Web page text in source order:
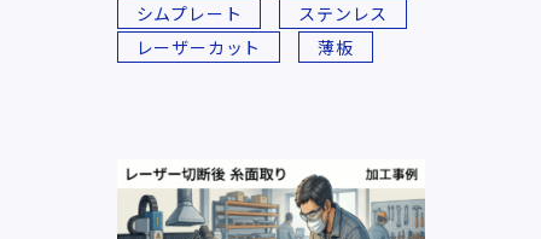
シムプレート
ステンレス
レーザーカット
薄板